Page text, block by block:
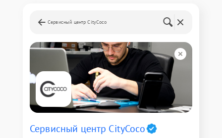
Сервисный центр CityCoco
Сервисный центр CityCoco